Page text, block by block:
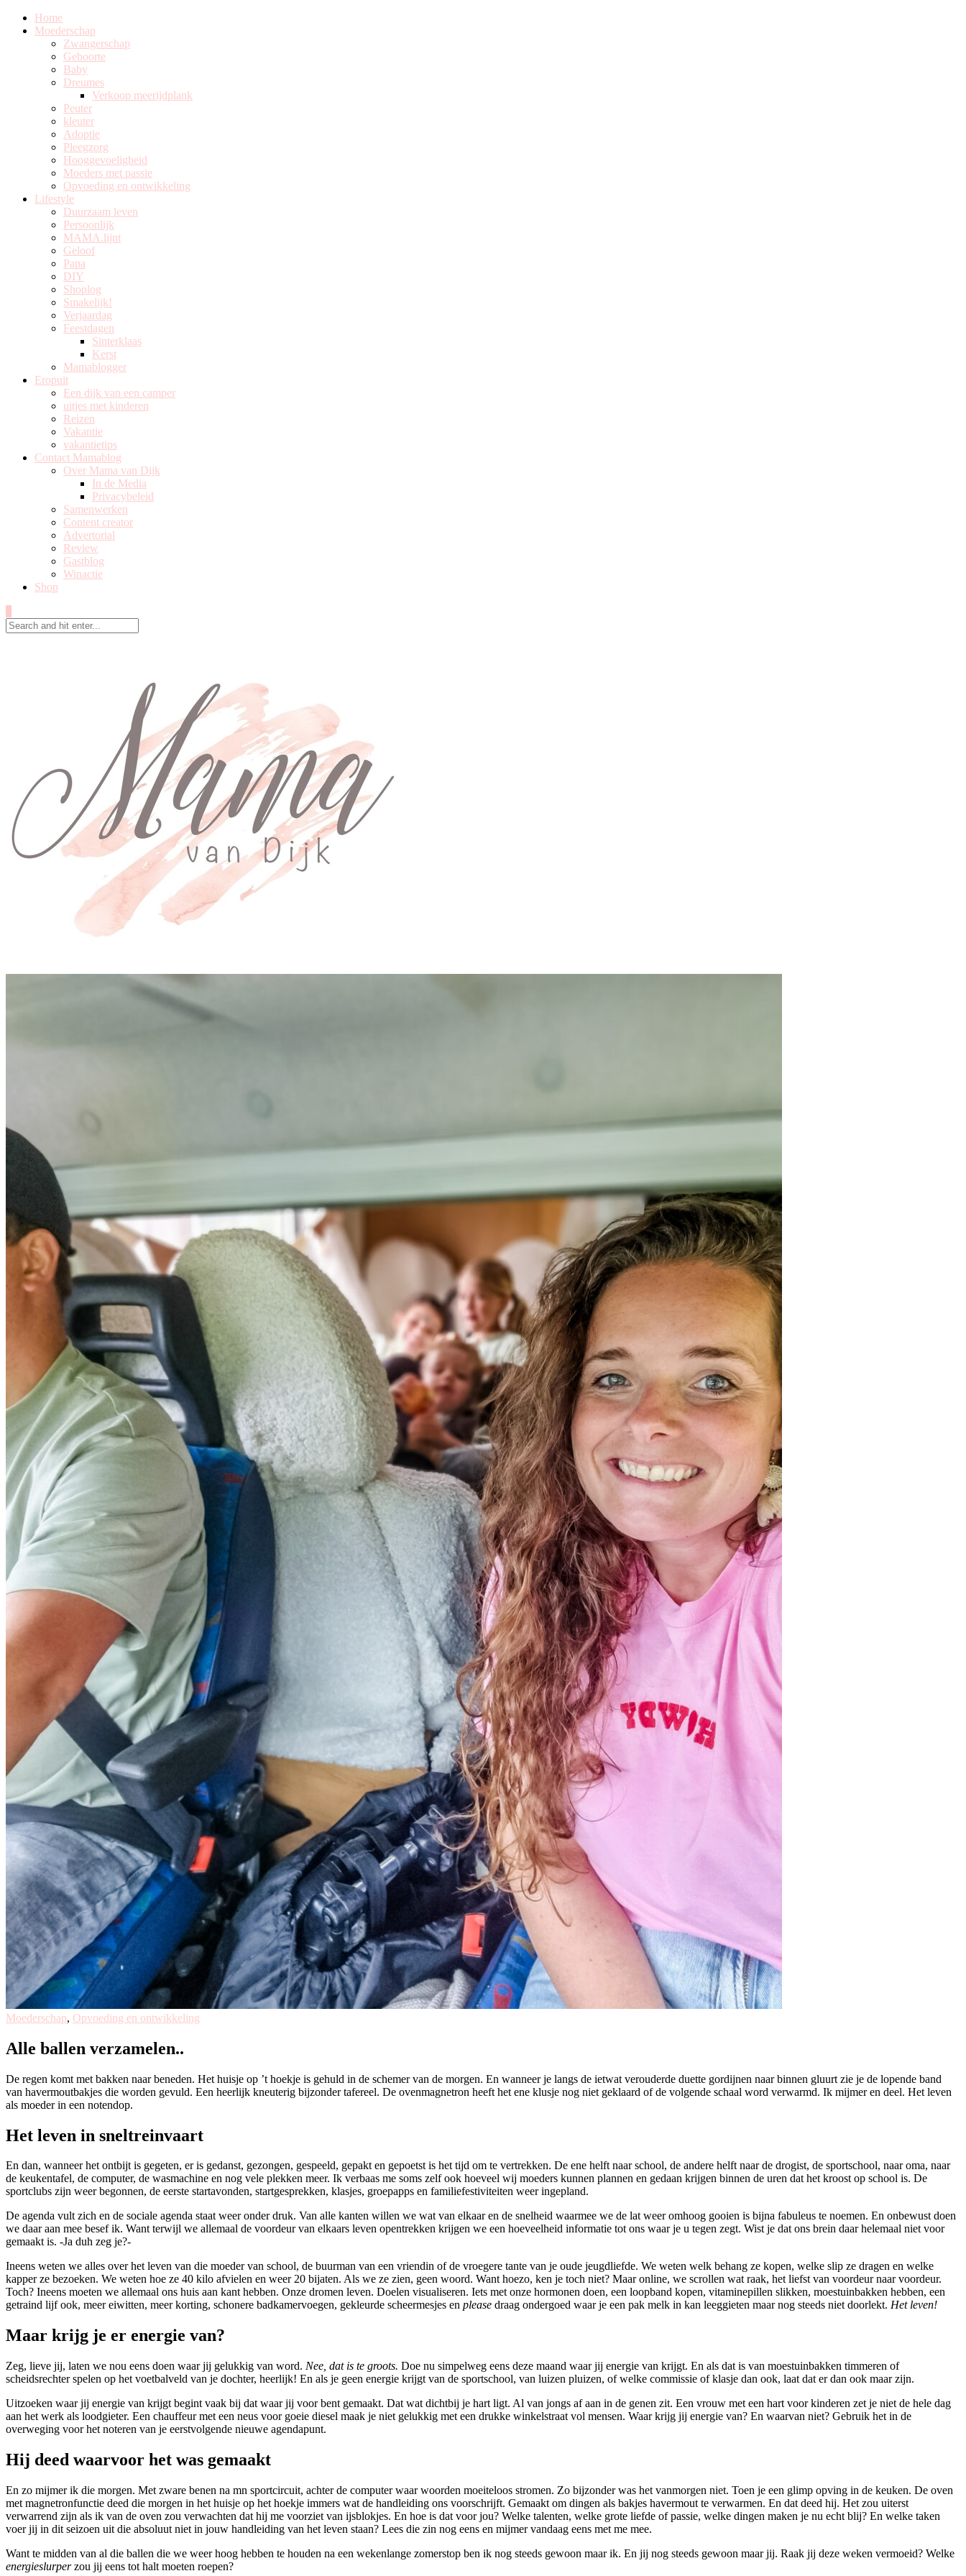
Home
Moederschap
Zwangerschap
Geboorte
Baby
Dreumes
Verkoop meerijdplank
Peuter
kleuter
Adoptie
Pleegzorg
Hooggevoeligheid
Moeders met passie
Opvoeding en ontwikkeling
Lifestyle
Duurzaam leven
Persoonlijk
MAMA.lijnt
Geloof
Papa
DIY
Shoplog
Smakelijk!
Verjaardag
Feestdagen
Sinterklaas
Kerst
Mamablogger
Eropuit
Een dijk van een camper
uitjes met kinderen
Reizen
Vakantie
vakantietips
Contact Mamablog
Over Mama van Dijk
In de Media
Privacybeleid
Samenwerken
Content creator
Advertorial
Review
Gastblog
Winactie
Shop
Moederschap, Opvoeding en ontwikkeling
Alle ballen verzamelen..
De regen komt met bakken naar beneden. Het huisje op ’t hoekje is gehuld in de schemer van de morgen. En wanneer je langs de ietwat verouderde duette gordijnen naar binnen gluurt zie je de lopende band
van havermoutbakjes die worden gevuld. Een heerlijk kneuterig bijzonder tafereel. De ovenmagnetron heeft het ene klusje nog niet geklaard of de volgende schaal word verwarmd. Ik mijmer en deel. Het leven
als moeder in een notendop.
Het leven in sneltreinvaart
En dan, wanneer het ontbijt is gegeten, er is gedanst, gezongen, gespeeld, gepakt en gepoetst is het tijd om te vertrekken. De ene helft naar school, de andere helft naar de drogist, de sportschool, naar oma, naar
de keukentafel, de computer, de wasmachine en nog vele plekken meer. Ik verbaas me soms zelf ook hoeveel wij moeders kunnen plannen en gedaan krijgen binnen de uren dat het kroost op school is. De
sportclubs zijn weer begonnen, de eerste startavonden, startgesprekken, klasjes, groepapps en familiefestiviteiten weer ingepland.
De agenda vult zich en de sociale agenda staat weer onder druk. Van alle kanten willen we wat van elkaar en de snelheid waarmee we de lat weer omhoog gooien is bijna fabuleus te noemen. En onbewust doen
we daar aan mee besef ik. Want terwijl we allemaal de voordeur van elkaars leven opentrekken krijgen we een hoeveelheid informatie tot ons waar je u tegen zegt. Wist je dat ons brein daar helemaal niet voor
gemaakt is. -Ja duh zeg je?-
Ineens weten we alles over het leven van die moeder van school, de buurman van een vriendin of de vroegere tante van je oude jeugdliefde. We weten welk behang ze kopen, welke slip ze dragen en welke
kapper ze bezoeken. We weten hoe ze 40 kilo afvielen en weer 20 bijaten. Als we ze zien, geen woord. Want hoezo, ken je toch niet? Maar online, we scrollen wat raak, het liefst van voordeur naar voordeur.
Toch? Ineens moeten we allemaal ons huis aan kant hebben. Onze dromen leven. Doelen visualiseren. Iets met onze hormonen doen, een loopband kopen, vitaminepillen slikken, moestuinbakken hebben, een
getraind lijf ook, meer eiwitten, meer korting, schonere badkamervoegen, gekleurde scheermesjes en please draag ondergoed waar je een pak melk in kan leeggieten maar nog steeds niet doorlekt. Het leven!
Maar krijg je er energie van?
Zeg, lieve jij, laten we nou eens doen waar jij gelukkig van word. Nee, dat is te groots. Doe nu simpelweg eens deze maand waar jij energie van krijgt. En als dat is van moestuinbakken timmeren of
scheidsrechter spelen op het voetbalveld van je dochter, heerlijk! En als je geen energie krijgt van de sportschool, van luizen pluizen, of welke commissie of klasje dan ook, laat dat er dan ook maar zijn.
Uitzoeken waar jij energie van krijgt begint vaak bij dat waar jij voor bent gemaakt. Dat wat dichtbij je hart ligt. Al van jongs af aan in de genen zit. Een vrouw met een hart voor kinderen zet je niet de hele dag
aan het werk als loodgieter. Een chauffeur met een neus voor goeie diesel maak je niet gelukkig met een drukke winkelstraat vol mensen. Waar krijg jij energie van? En waarvan niet? Gebruik het in de
overweging voor het noteren van je eerstvolgende nieuwe agendapunt.
Hij deed waarvoor het was gemaakt
En zo mijmer ik die morgen. Met zware benen na mn sportcircuit, achter de computer waar woorden moeiteloos stromen. Zo bijzonder was het vanmorgen niet. Toen je een glimp opving in de keuken. De oven
met magnetronfunctie deed die morgen in het huisje op het hoekje immers wat de handleiding ons voorschrijft. Gemaakt om dingen als bakjes havermout te verwarmen. En dat deed hij. Het zou uiterst
verwarrend zijn als ik van de oven zou verwachten dat hij me voorziet van ijsblokjes. En hoe is dat voor jou? Welke talenten, welke grote liefde of passie, welke dingen maken je nu echt blij? En welke taken
voer jij in dit seizoen uit die absoluut niet in jouw handleiding van het leven staan? Lees die zin nog eens en mijmer vandaag eens met me mee.
Want te midden van al die ballen die we weer hoog hebben te houden na een wekenlange zomerstop ben ik nog steeds gewoon maar ik. En jij nog steeds gewoon maar jij. Raak jij deze weken vermoeid? Welke
energieslurperzou jij eens tot halt moeten roepen?